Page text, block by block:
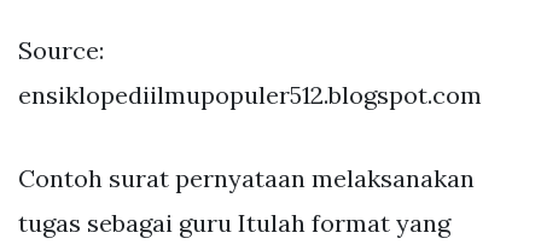
Source:
ensiklopediilmupopuler512.blogspot.com
Contoh surat pernyataan melaksanakan
tugas sebagai guru Itulah format yang